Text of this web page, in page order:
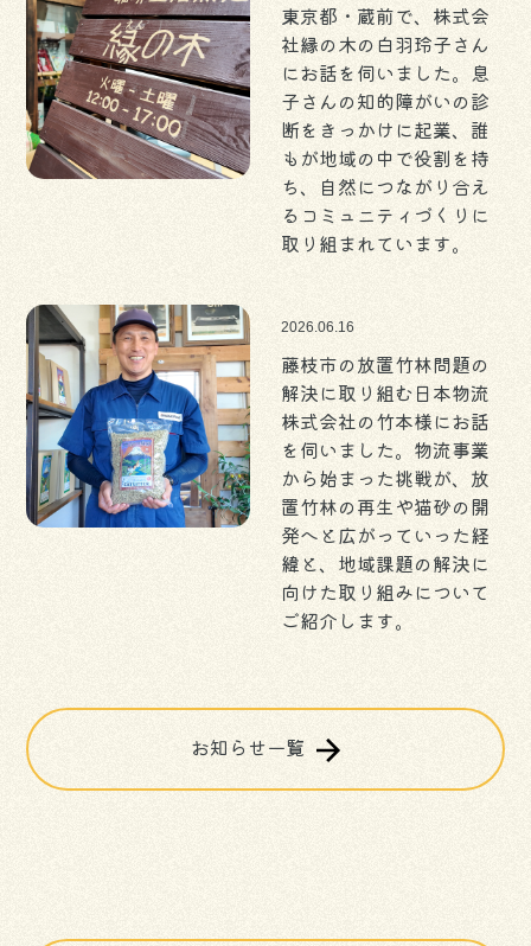
東京都・蔵前で、株式会
社縁の木の白羽玲子さん
にお話を伺いました。息
子さんの知的障がいの診
断をきっかけに起業、誰
もが地域の中で役割を持
ち、自然につながり合え
るコミュニティづくりに
取り組まれています。
2026.06.16
藤枝市の放置竹林問題の
解決に取り組む日本物流
株式会社の竹本様にお話
を伺いました。物流事業
から始まった挑戦が、放
置竹林の再生や猫砂の開
発へと広がっていった経
緯と、地域課題の解決に
向けた取り組みについて
ご紹介します。
お知らせ一覧